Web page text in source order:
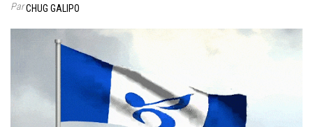
ParCHUG GALIPO